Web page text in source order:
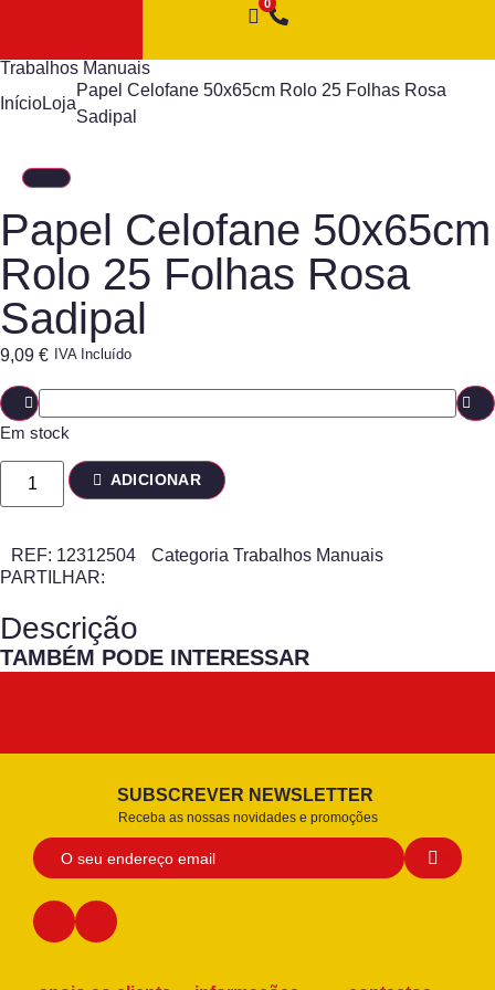
Trabalhos Manuais
InícioLoja
Papel Celofane 50x65cm Rolo 25 Folhas Rosa
Sadipal
Papel Celofane 50x65cm
Rolo 25 Folhas Rosa
Sadipal
9,09 € IVA Incluído
Em stock
ADICIONAR
REF: 12312504 Categoria Trabalhos Manuais
PARTILHAR:
Descrição
TAMBÉM PODE INTERESSAR
SUBSCREVER NEWSLETTER
Receba as nossas novidades e promoções